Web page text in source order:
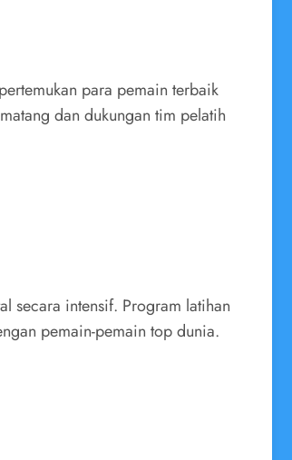
para pemain terbaik
dan dukungan tim pelatih
secara intensif. Program latihan
pemain-pemain top dunia.